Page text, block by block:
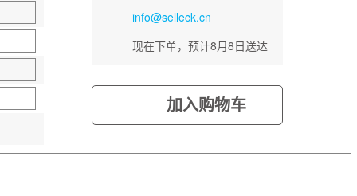
info@selleck.cn
现在下单，预计8月8日送达
加入购物车